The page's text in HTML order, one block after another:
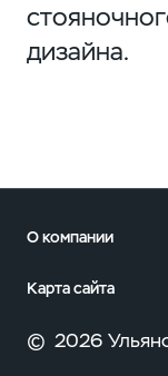
дизайна.
О компании
Карта сайта
© 2026